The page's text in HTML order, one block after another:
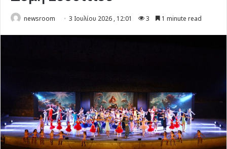
newsroom 3 Ιουλίου 2026 , 12:01 3 1 minute read